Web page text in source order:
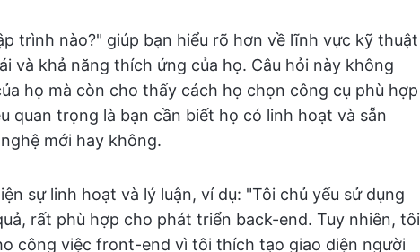
trình nào?" giúp bạn hiểu rõ hơn về lĩnh vực kỹ thuật
và khả năng thích ứng của họ. Câu hỏi này không
họ mà còn cho thấy cách họ chọn công cụ phù hợp
quan trọng là bạn cần biết họ có linh hoạt và sẵn
mới hay không.
sự linh hoạt và lý luận, ví dụ: "Tôi chủ yếu sử dụng
rất phù hợp cho phát triển back-end. Tuy nhiên, tôi
công việc front-end vì tôi thích tạo giao diện người